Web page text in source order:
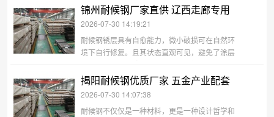
色或紫褐色锈层，色彩温暖厚重，质感丰富质
朴。它能随季节、气候、地域环境变化，赋予建
筑和景观独一无二的“时间印记”，
锦州耐候钢厂家直供 辽西走廊专用
2026-07-30 14:19:21
耐候钢锈层具有自愈能力，微小破损可在自然环
境下自行修复。且其状态直观可见，避免了涂层
下隐蔽腐蚀的风险。最终形成的红褐色、巧克力
色或紫褐色锈层，色彩温暖厚重，质感丰富质
朴。它能随季节、气候、地域环境变化，赋予建
筑和景观独一无二的“时间印记”，
揭阳耐候钢优质厂家 五金产业配套
2026-07-30 14:07:38
耐候钢不仅仅是一种材料，更是一种设计哲学和